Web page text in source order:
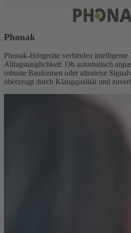
Phonak
Phonak-Hörgeräte verbinden
Alltagstauglichkeit. Ob automatisch
robuste Bauformen oder ultraleise
überzeugt durch Klangqualität und